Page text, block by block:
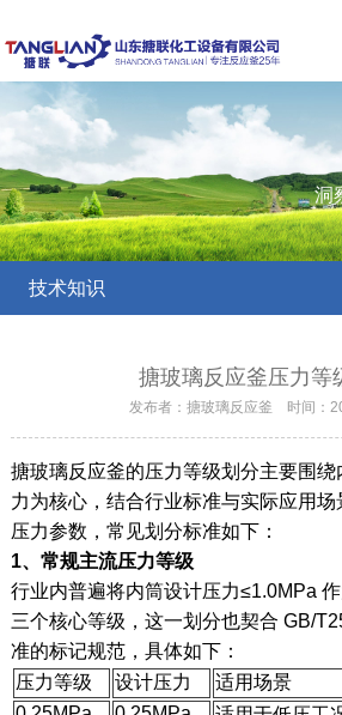
洞
技术知识
搪玻璃反应釜压力等
发布者：搪玻璃反应釜 时间：
搪玻璃反应釜的压力等级划分主要围
力为核心，结合行业标准与实际应用
压力参数，常见划分标准如下：
1、常规主流压力等级
行业内普遍将内筒设计压力≤1.0MPa
三个核心等级，这一划分也契合 GB/
准的标记规范，具体如下：
压力等级
设计压力
适用场景